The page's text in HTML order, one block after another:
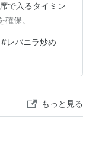
で入るタイミン
保。
#レバニラ炒め
もっと見る